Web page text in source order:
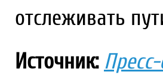
отслеживать
Источник: